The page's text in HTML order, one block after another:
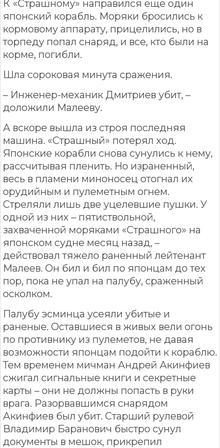
К «Страшному» направился еще один
японский корабль. Моряки бросились к
кормовому аппарату, прицелились, но в
торпеду попал снаряд, и все, кто были на
корме, погибли.
Шла сороковая минута сражения.
– Инженер-механик Дмитриев убит, –
доложили Малееву.
А вскоре вышла из строя последняя
машина. «Страшный» потерял ход.
Японские корабли снова сунулись к нему,
рассчитывая пленить. Но израненный,
весь в пламени миноносец отогнал их
орудийным и пулеметным огнем.
Стреляли лишь две уцелевшие пушки. У
одной из них – пятиствольной,
захваченной моряками «Страшного» на
японском судне месяц назад, –
действовал тяжело раненный лейтенант
Малеев. Он бил и бил по японцам до тех
пор, пока не упал на палубу, сраженный
осколком.
Палубу эсминца усеяли убитые и
раненые. Оставшиеся в живых вели огонь
по противнику из пулеметов, не давая
возможности японцам подойти к кораблю.
Тем временем мичман Андрей Акинфиев
сжигал сигнальные книги и секретные
карты – они не должны попасть в руки
врага. Разорвавшимся снарядом
Акинфиев был убит. Старший рулевой
Владимир Баранович быстро сунул
документы в мешок, прикрепил